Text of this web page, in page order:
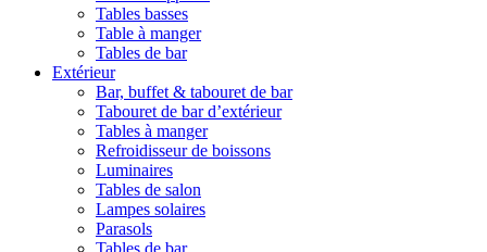
Tables basses
Table à manger
Tables de bar
Extérieur
Bar, buffet & tabouret de bar
Tabouret de bar d’extérieur
Tables à manger
Refroidisseur de boissons
Luminaires
Tables de salon
Lampes solaires
Parasols
Tables de bar